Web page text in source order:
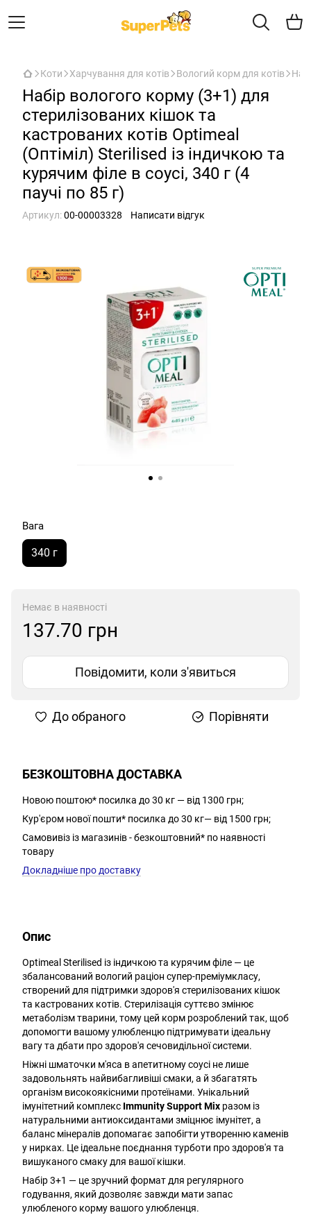
Коти Харчування для котів Вологий корм для котів
Набір вологого корму (3+1) для
стерилізованих кішок та
кастрованих котів Optimeal
(Оптіміл) Sterilised із індичкою та
курячим філе в соусі, 340 г (4
паучі по 85 г)
Артикул:00-00003328 Написати відгук
Вага
340 г
Немає в наявності
137.70 грн
Повідомити, коли з'явиться
До обраного Порівняти
БЕЗКОШТОВНА ДОСТАВКА
Новою поштою* посилка до 30 кг — від 1300 грн;
Кур'єром нової пошти* посилка до 30 кг— від 1500 грн;
Самовивіз із магазинів - безкоштовний* по наявності
товару
Докладніше про доставку
Опис
Optimeal Sterilised із індичкою та курячим філе — це
збалансований вологий раціон супер-преміумкласу,
створений для підтримки здоров'я стерилізованих кішок
та кастрованих котів. Стерилізація суттєво змінює
метаболізм тварини, тому цей корм розроблений так, щоб
допомогти вашому улюбленцю підтримувати ідеальну
вагу та дбати про здоров'я сечовидільної системи.
Ніжні шматочки м'яса в апетитному соусі не лише
задовольнять найвибагливіші смаки, а й збагатять
організм високоякісними протеїнами. Унікальний
імунітетний комплекс Immunity Support Mix разом із
натуральними антиоксидантами зміцнює імунітет, а
баланс мінералів допомагає запобігти утворенню каменів
у нирках. Це ідеальне поєднання турботи про здоров'я та
вишуканого смаку для вашої кішки.
Набір 3+1 — це зручний формат для регулярного
годування, який дозволяє завжди мати запас
улюбленого корму вашого улюбленця.